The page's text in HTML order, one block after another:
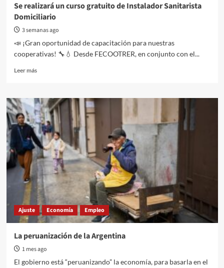
Se realizará un curso gratuito de Instalador Sanitarista
Domiciliario
3 semanas ago
📣 ¡Gran oportunidad de capacitación para nuestras
cooperativas! 🔧💧 Desde FECOOTRER, en conjunto con el...
Leer másRead
Se
realizará
un
curso
gratuito
de
Instalador
Sanitarista
Domiciliario
Ajuste Economía Empleo
La peruanización de la Argentina
1 mes ago
El gobierno está “peruanizando” la economía, para basarla en el